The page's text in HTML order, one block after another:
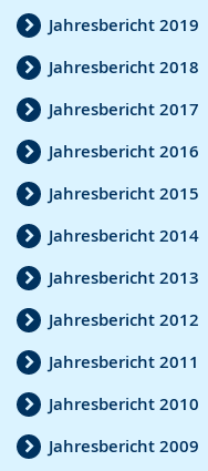
Jahresbericht 2019
Jahresbericht 2018
Jahresbericht 2017
Jahresbericht 2016
Jahresbericht 2015
Jahresbericht 2014
Jahresbericht 2013
Jahresbericht 2012
Jahresbericht 2011
Jahresbericht 2010
Jahresbericht 2009
.n
g
.
n
s
p
r
a
c
h
e
w
i
r
d
a
n